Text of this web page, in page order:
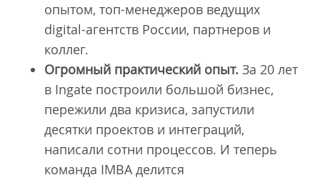
опытом, топ-менеджеров ведущих
digital-агентств России, партнеров и
коллег.
Огромный практический опыт. За 20 лет
в Ingate построили большой бизнес,
пережили два кризиса, запустили
десятки проектов и интеграций,
написали сотни процессов. И теперь
команда IMBA делится